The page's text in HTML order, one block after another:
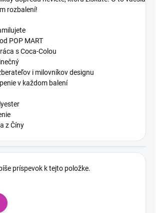
rozbalení!
POP MART
s Coca-Colou
i milovníkov designu
v každom balení
z Číny
príspevok k tejto položke.